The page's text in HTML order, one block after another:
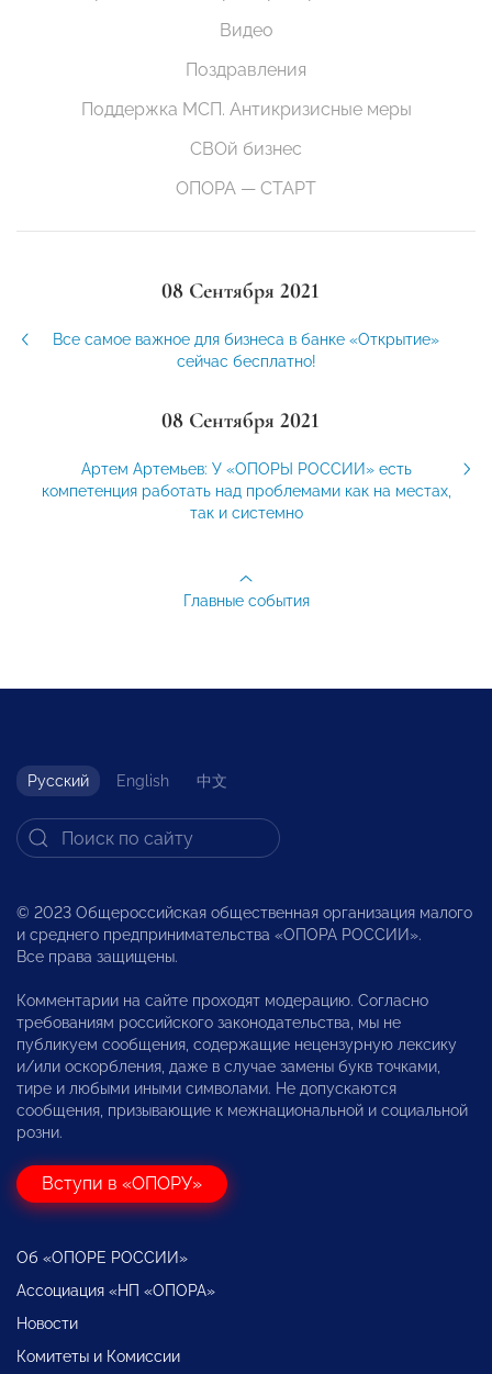
Видео
Поздравления
Поддержка МСП. Антикризисные меры
СВОй бизнес
ОПОРА — СТАРТ
08 Сентября 2021
Все самое важное для бизнеса в банке «Открытие»
сейчас бесплатно!
08 Сентября 2021
Артем Артемьев: У «ОПОРЫ РОССИИ» есть
компетенция работать над проблемами как на местах,
так и системно
Главные события
Русский English 中文
© 2023 Общероссийская общественная организация малого
и среднего предпринимательства «ОПОРА РОССИИ».
Все права защищены.
Комментарии на сайте проходят модерацию. Согласно
требованиям российского законодательства, мы не
публикуем сообщения, содержащие нецензурную лексику
и/или оскорбления, даже в случае замены букв точками,
тире и любыми иными символами. Не допускаются
сообщения, призывающие к межнациональной и социальной
розни.
Вступи в «ОПОРУ»
Об «ОПОРЕ РОССИИ»
Ассоциация «НП «ОПОРА»
Новости
Комитеты и Комиссии